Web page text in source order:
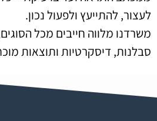
לעצור, להתייעץ ולפעול נכון.
משרדנו מלווה חייבים מכל
סבלנות, דיסקרטיות ותוצאות